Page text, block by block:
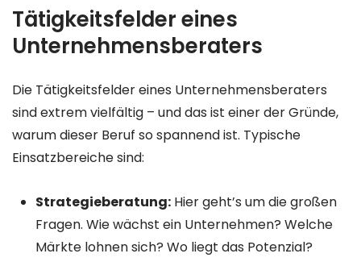
Tätigkeitsfelder eines
Unternehmensberaters
Die Tätigkeitsfelder eines Unternehmensberaters
sind extrem vielfältig – und das ist einer der Gründe,
warum dieser Beruf so spannend ist. Typische
Einsatzbereiche sind:
Strategieberatung:Hier geht’s um die großen
Fragen. Wie wächst ein Unternehmen? Welche
Märkte lohnen sich? Wo liegt das Potenzial?